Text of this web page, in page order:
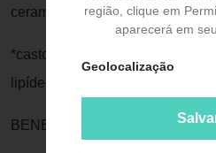
região, clique em
aparecerá em
Geolocalização
ceramida* e karité. Pele Morena
*castoryl maleate: pseudo-
lipídeos da pele.
BENEFÍCIOS: